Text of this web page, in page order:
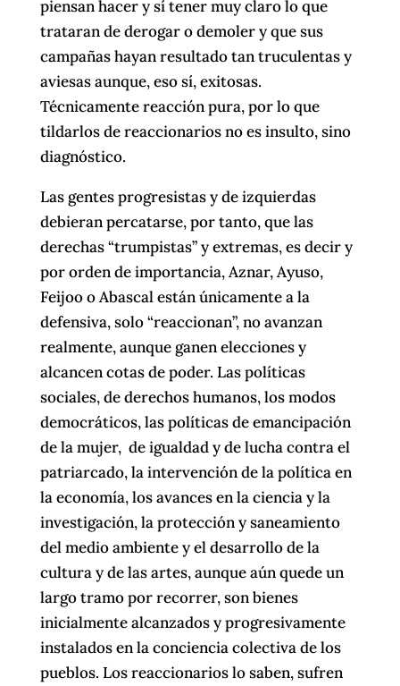
piensan hacer y sí tener muy claro lo que
trataran de derogar o demoler y que sus
campañas hayan resultado tan truculentas y
aviesas aunque, eso sí, exitosas.
Técnicamente reacción pura, por lo que
tildarlos de reaccionarios no es insulto, sino
diagnóstico.
Las gentes progresistas y de izquierdas
debieran percatarse, por tanto, que las
derechas “trumpistas” y extremas, es decir y
por orden de importancia, Aznar, Ayuso,
Feijoo o Abascal están únicamente a la
defensiva, solo “reaccionan”, no avanzan
realmente, aunque ganen elecciones y
alcancen cotas de poder. Las políticas
sociales, de derechos humanos, los modos
democráticos, las políticas de emancipación
de la mujer, de igualdad y de lucha contra el
patriarcado, la intervención de la política en
la economía, los avances en la ciencia y la
investigación, la protección y saneamiento
del medio ambiente y el desarrollo de la
cultura y de las artes, aunque aún quede un
largo tramo por recorrer, son bienes
inicialmente alcanzados y progresivamente
instalados en la conciencia colectiva de los
pueblos. Los reaccionarios lo saben, sufren